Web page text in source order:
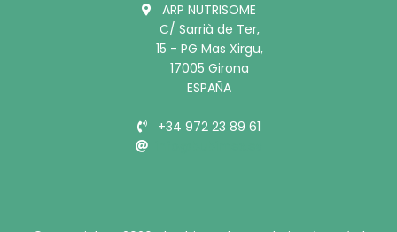
ARP NUTRISOME
C/ Sarrià de Ter,
15 - PG Mas Xirgu,
17005 Girona
ESPAÑA
+34 972 23 89 61